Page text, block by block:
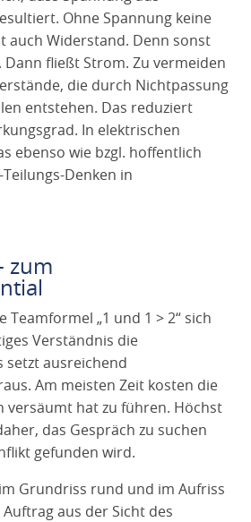
Ohne Spannung keine
auch Widerstand. Denn sonst
Dann fließt Strom. Zu vermeiden
die durch Nichtpassung
entstehen. Das reduziert
In elektrischen
ebenso wie bzgl. hoffentlich
Denken in
zum
„1 und 1 > 2“ sich
Verständnis die
setzt ausreichend
Am meisten Zeit kosten die
versäumt hat zu führen. Höchst
das Gespräch zu suchen
gefunden wird.
Grundriss rund und im Aufriss
aus der Sicht des